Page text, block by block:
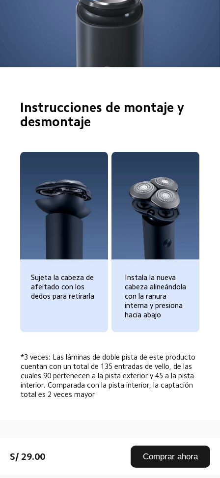
S/ 29.00 Comprar ahora
Instrucciones de montaje y
desmontaje
Sujeta la cabeza de
afeitado con los
dedos para retirarla
Instala la nueva
cabeza alineándola
con la ranura
interna y presiona
hacia abajo
*3 veces: Las láminas de doble pista de este producto
cuentan con un total de 135 entradas de vello, de las
cuales 90 pertenecen a la pista exterior y 45 a la pista
interior. Comparada con la pista interior, la captación
total es 2 veces mayor